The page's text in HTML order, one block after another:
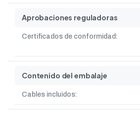
Aprobaciones reguladoras
Certificados de conformidad:
Contenido del embalaje
Cables incluidos: